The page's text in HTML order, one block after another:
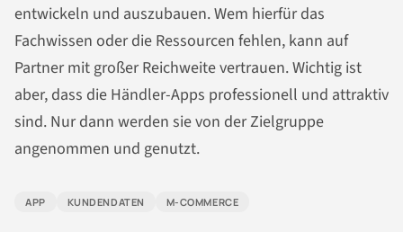
entwickeln und auszubauen. Wem hierfür das
Fachwissen oder die Ressourcen fehlen, kann auf
Partner mit großer Reichweite vertrauen. Wichtig ist
aber, dass die Händler-Apps professionell und attraktiv
sind. Nur dann werden sie von der Zielgruppe
angenommen und genutzt.
APP KUNDENDATEN M-COMMERCE